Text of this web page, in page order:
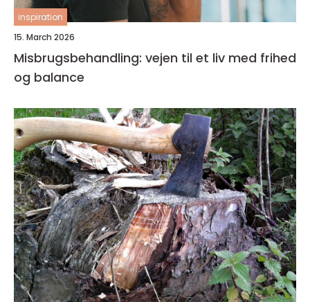
inspiration
15. March 2026
Misbrugsbehandling: vejen til et liv med frihed
og balance